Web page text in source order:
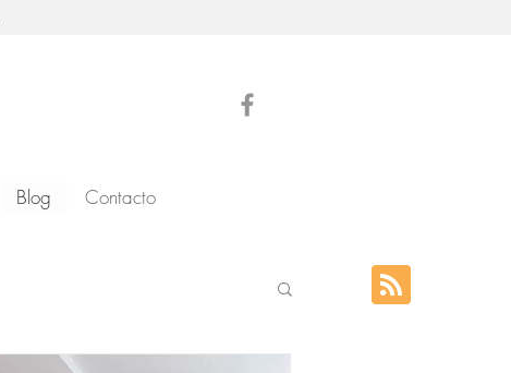
Blog Contacto